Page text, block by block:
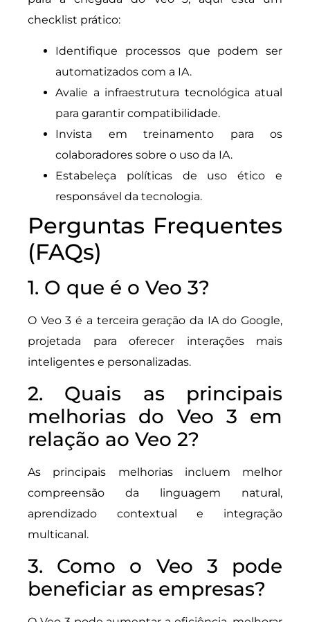
checklist prático:
Identifique processos que podem ser
automatizados com a IA.
Avalie a infraestrutura tecnológica atual
para garantir compatibilidade.
Invista em treinamento para os
colaboradores sobre o uso da IA.
Estabeleça políticas de uso ético e
responsável da tecnologia.
Perguntas Frequentes
(FAQs)
1. O que é o Veo 3?
O Veo 3 é a terceira geração da IA do Google,
projetada para oferecer interações mais
inteligentes e personalizadas.
2. Quais as principais
melhorias do Veo 3 em
relação ao Veo 2?
As principais melhorias incluem melhor
compreensão da linguagem natural,
aprendizado contextual e integração
multicanal.
3. Como o Veo 3 pode
beneficiar as empresas?